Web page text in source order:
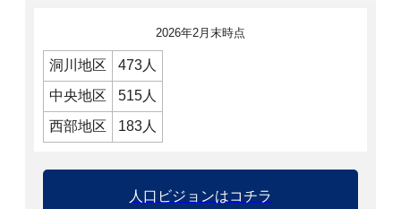
2026年2月末時点
洞川地区
473人
中央地区
515人
西部地区
183人
人口ビジョンはコチラ